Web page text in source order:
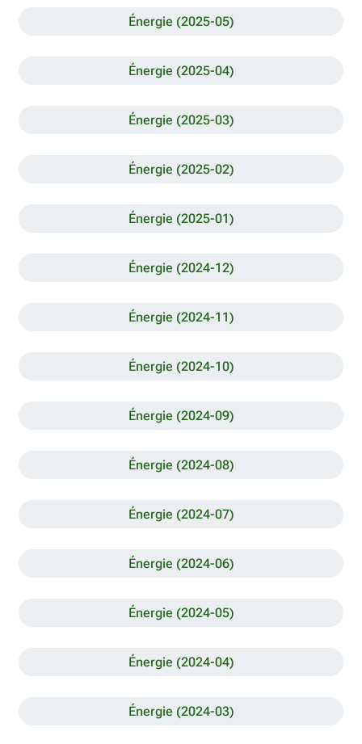
Énergie (2025-05)
Énergie (2025-04)
Énergie (2025-03)
Énergie (2025-02)
Énergie (2025-01)
Énergie (2024-12)
Énergie (2024-11)
Énergie (2024-10)
Énergie (2024-09)
Énergie (2024-08)
Énergie (2024-07)
Énergie (2024-06)
Énergie (2024-05)
Énergie (2024-04)
Énergie (2024-03)